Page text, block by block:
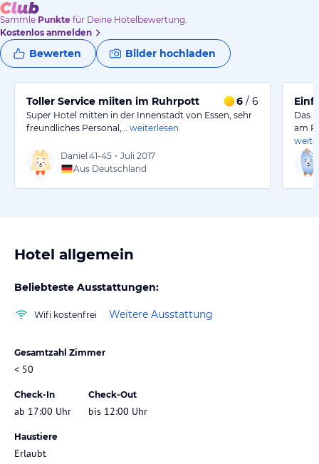
Sammle Punkte für Deine Hotelbewertung.
Kostenlos anmelden
Bewerten Bilder hochladen
Toller Service miiten im Ruhrpott 6 / 6
Super Hotel mitten in der Innenstadt von Essen, sehr
freundliches Personal,…
weiterlesen
Daniel 41-45 • Juli 2017
Aus Deutschland
Das
am
Hotel allgemein
Beliebteste Ausstattungen:
Wifi kostenfrei Weitere Ausstattung
Gesamtzahl Zimmer
< 50
Check-In
ab 17:00 Uhr
Check-Out
bis 12:00 Uhr
Haustiere
Erlaubt